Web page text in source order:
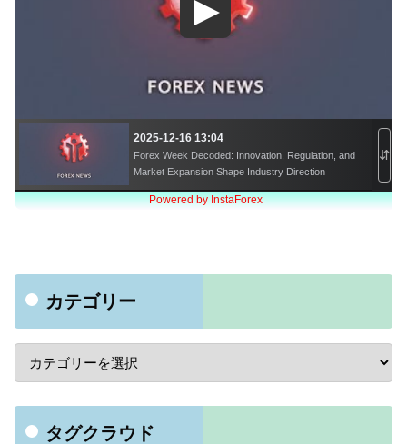
カテゴリー
タグクラウド